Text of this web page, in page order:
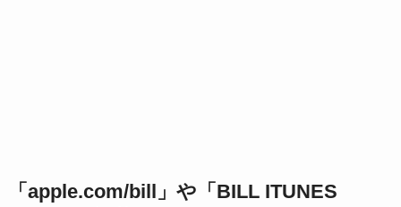
「apple.com/bill」や「BILL ITUNES